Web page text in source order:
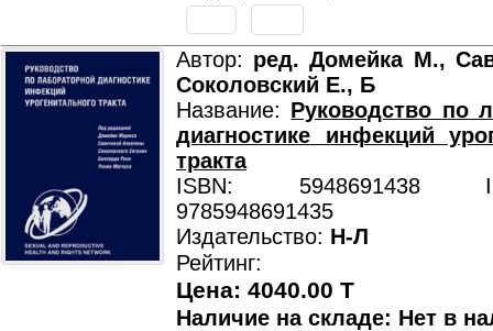
Автор: ред. Домейка М.,
Соколовский Е., Б
Название: Руководство по
диагностике инфекций
тракта
ISBN: 5948691438
9785948691435
Издательство: Н-Л
Рейтинг:
Цена: 4040.00 T
Наличие на складе: Нет в